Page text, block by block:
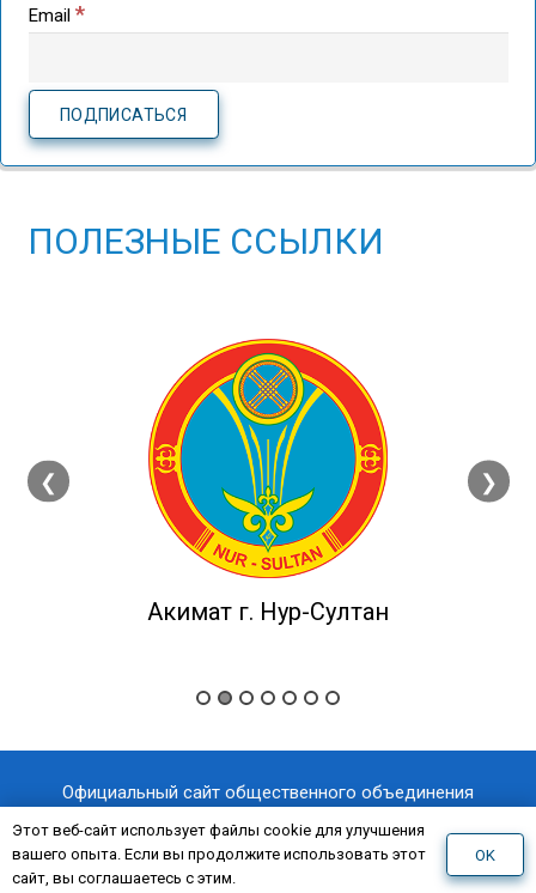
Email *
ПОЛЕЗНЫЕ ССЫЛКИ
❮
Акимат г. Нур-Султан
❯
Официальный сайт общественного объединения
«Казахстанский отраслевой профессиональный союз
работников здравоохранения«AQNİET
Этот веб-сайт использует файлы cookie для улучшения
вашего опыта. Если вы продолжите использовать этот
сайт, вы соглашаетесь с этим.
OK